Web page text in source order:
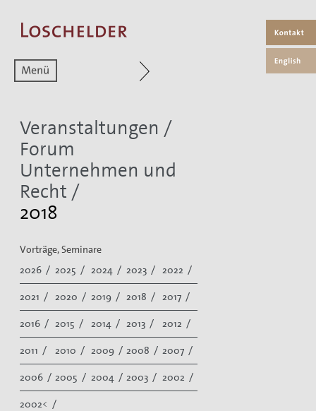
Zum aktuellen Menüpunkt
Veranstaltungen /
Forum
Unternehmen und
Recht /
2018
Vorträge, Seminare
2026 / 2025 / 2024 / 2023 / 2022 /
2021 / 2020 / 2019 / 2018 / 2017 /
2016 / 2015 / 2014 / 2013 / 2012 /
2011 / 2010 / 2009 / 2008 / 2007 /
2006 / 2005 / 2004 / 2003 / 2002 /
2002< /